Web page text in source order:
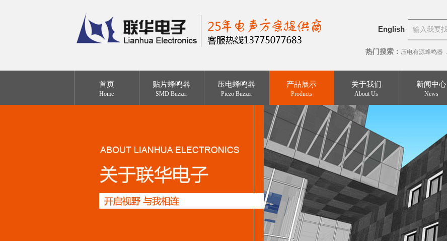
English
热门搜索： 压电有源蜂鸣器
首页
Home
贴片蜂鸣器
SMD Buzzer
压电蜂鸣器
Piezo Buzzer
产品展示
Products
关于我们
About Us
新闻中心
News